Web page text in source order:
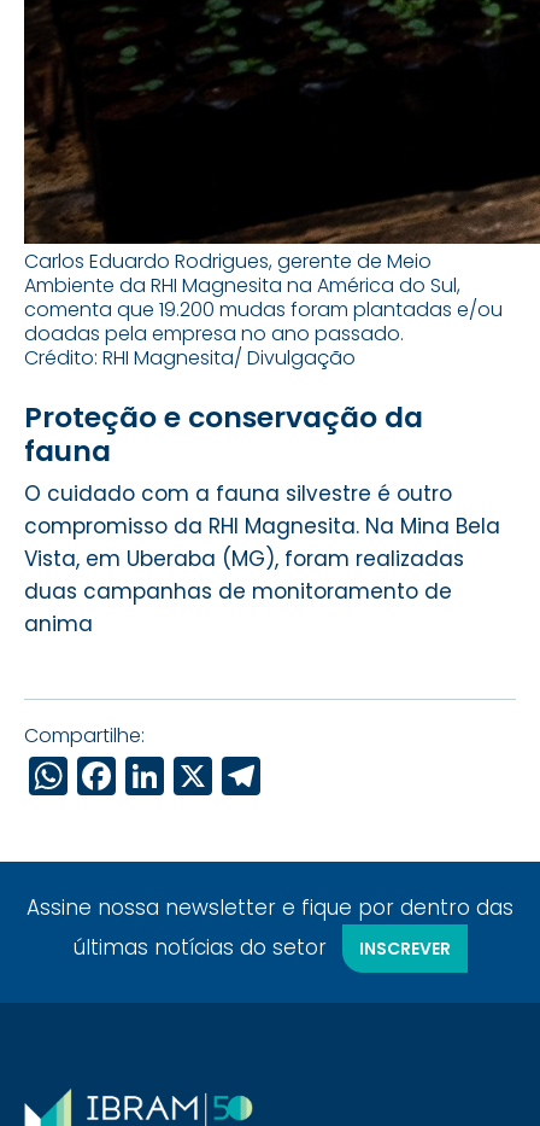
Carlos Eduardo Rodrigues, gerente de Meio
Ambiente da RHI Magnesita na América do Sul,
comenta que 19.200 mudas foram plantadas e/ou
doadas pela empresa no ano passado.
Crédito: RHI Magnesita/ Divulgação
Proteção e conservação da
fauna
O cuidado com a fauna silvestre é outro
compromisso da RHI Magnesita. Na Mina Bela
Vista, em Uberaba (MG), foram realizadas
duas campanhas de monitoramento de
anima
Compartilhe:
WhatsApp
Facebook
LinkedIn
X
Assine nossa newsletter e fique por dentro das
últimas notícias do setor
INSCREVER